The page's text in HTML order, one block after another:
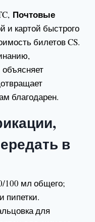
Почтовые
и картой быстрого
билетов CS.
благодарен.
в
100 мл общего;
пипетки.
для